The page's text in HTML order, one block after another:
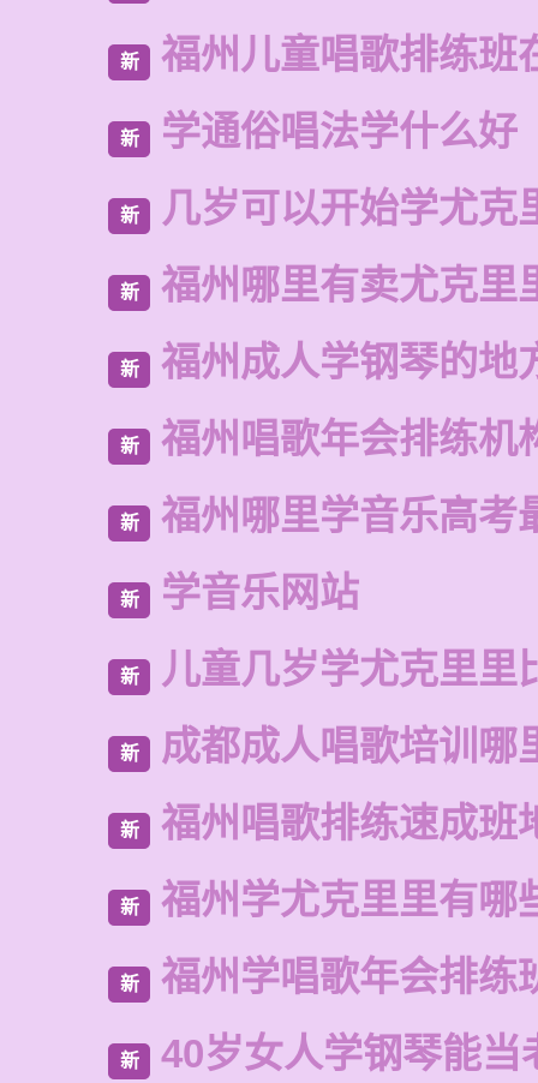
新 福州儿童唱歌排练班
新 学通俗唱法学什么好
新 几岁可以开始学尤克
新 福州哪里有卖尤克里
新 福州成人学钢琴的地
新 福州唱歌年会排练机
新 福州哪里学音乐高考
新 学音乐网站
新 儿童几岁学尤克里里
新 成都成人唱歌培训哪
新 福州唱歌排练速成班
新 福州学尤克里里有哪
新 福州学唱歌年会排练
新 40岁女人学钢琴能当